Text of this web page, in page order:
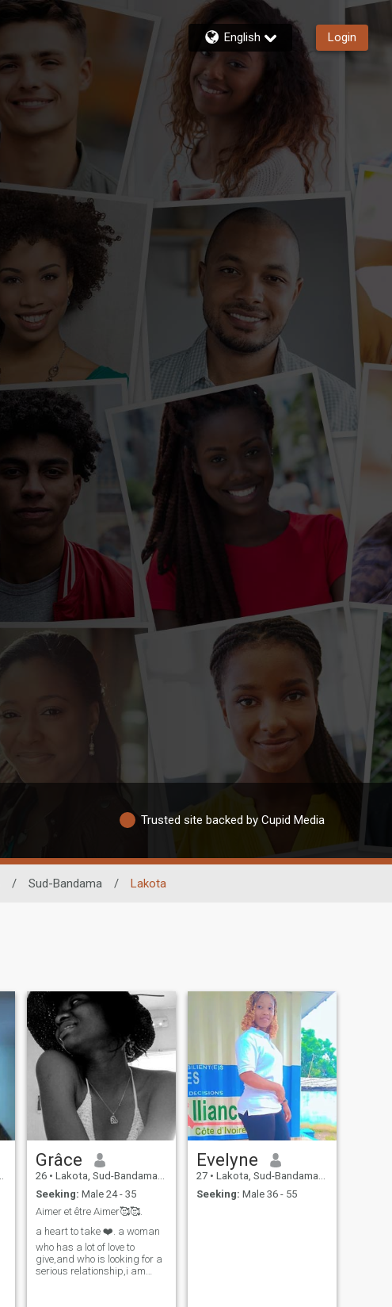
English Login
Trusted site backed by Cupid Media
/ Sud-Bandama / Lakota
Grâce
26 • Lakota, Sud-Bandama, Cote d'Ivoire
Seeking: Male 24 - 35
Aimer et être Aimer🥰🥰.
a heart to take ❤️. a woman
who has a lot of love to
give,and who is looking for a
serious relationship,i am
Evelyne
27 • Lakota, Sud-Bandama, Cote d'Ivoire
Seeking: Male 36 - 55